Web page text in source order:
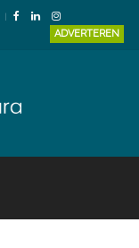
ADVERTEREN